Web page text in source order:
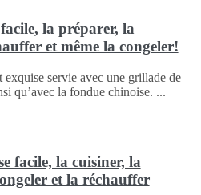
la préparer, la
et même la congeler!
exquise servie avec une grillade de
qu’avec la fondue chinoise.
facile, la cuisiner, la
et la réchauffer